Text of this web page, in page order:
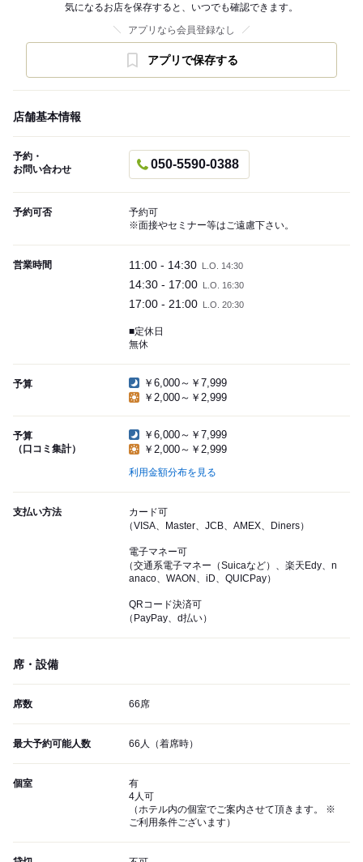
気になるお店を保存すると、いつでも確認できます。
アプリなら会員登録なし
アプリで保存する
店舗基本情報
予約・
お問い合わせ
050-5590-0388
予約可否
予約可
※面接やセミナー等はご遠慮下さい。
営業時間 11:00 - 14:30 L.O. 14:30
14:30 - 17:00 L.O. 16:30
17:00 - 21:00 L.O. 20:30
■定休日
無休
予算
￥6,000～￥7,999
￥2,000～￥2,999
予算
（口コミ集計）
￥6,000～￥7,999
￥2,000～￥2,999
利用金額分布を見る
支払い方法
カード可
（VISA、Master、JCB、AMEX、Diners）
電子マネー可
（交通系電子マネー（Suicaなど）、楽天Edy、n
anaco、WAON、iD、QUICPay）
QRコード決済可
（PayPay、d払い）
席・設備
席数 66席
最大予約可能人数 66人（着席時）
個室
有
4人可
（ホテル内の個室でご案内させて頂きます。 ※
ご利用条件ございます）